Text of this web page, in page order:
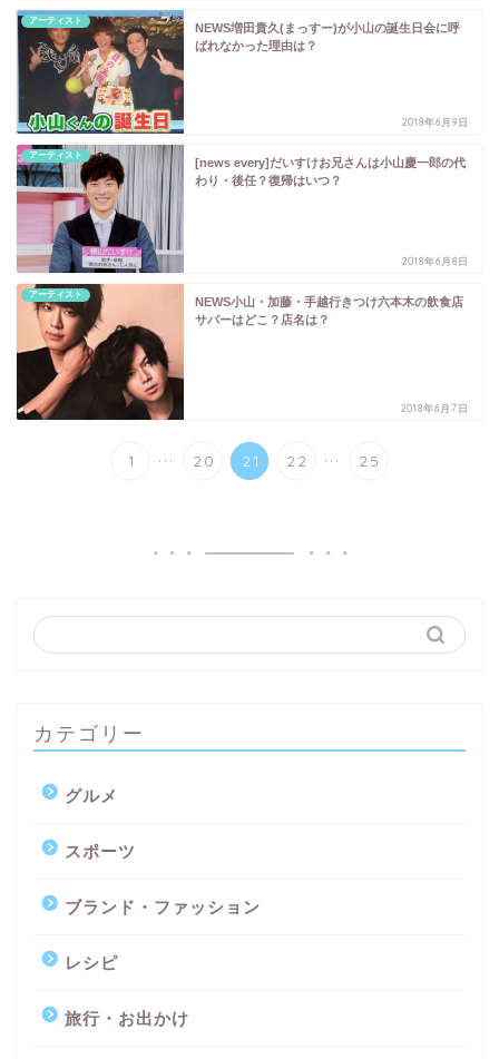
アーティスト
NEWS増田貴久(まっすー)が小山の誕生日会に呼
ばれなかった理由は？
2018年6月9日
アーティスト
[news every]だいすけお兄さんは小山慶一郎の代
わり・後任？復帰はいつ？
2018年6月8日
アーティスト
NEWS小山・加藤・手越行きつけ六本木の飲食店
サパーはどこ？店名は？
2018年6月7日
1 ... 20 21 22 ... 25
カテゴリー
グルメ
スポーツ
ブランド・ファッション
レシピ
旅行・お出かけ